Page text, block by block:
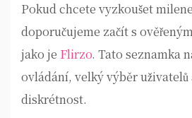
Pokud chcete vyzkoušet
doporučujeme začít s
jako je Flirzo. Tato seznamka
ovládání, velký výběr uživatelů
diskrétnost.